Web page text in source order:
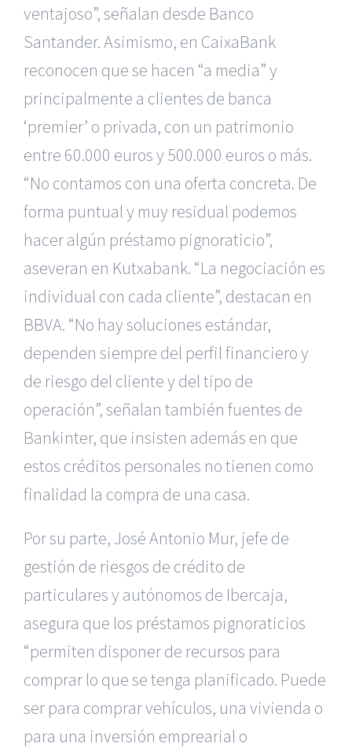
ventajoso”, señalan desde Banco
Santander. Asimismo, en CaixaBank
reconocen que se hacen “a media” y
principalmente a clientes de banca
‘premier’ o privada, con un patrimonio
entre 60.000 euros y 500.000 euros o más.
“No contamos con una oferta concreta. De
forma puntual y muy residual podemos
hacer algún préstamo pignoraticio”,
aseveran en Kutxabank. “La negociación es
individual con cada cliente”, destacan en
BBVA. “No hay soluciones estándar,
dependen siempre del perfil financiero y
de riesgo del cliente y del tipo de
operación”, señalan también fuentes de
Bankinter, que insisten además en que
estos créditos personales no tienen como
finalidad la compra de una casa.
Por su parte, José Antonio Mur, jefe de
gestión de riesgos de crédito de
particulares y autónomos de Ibercaja,
asegura que los préstamos pignoraticios
“permiten disponer de recursos para
comprar lo que se tenga planificado. Puede
ser para comprar vehículos, una vivienda o
para una inversión emprearial o